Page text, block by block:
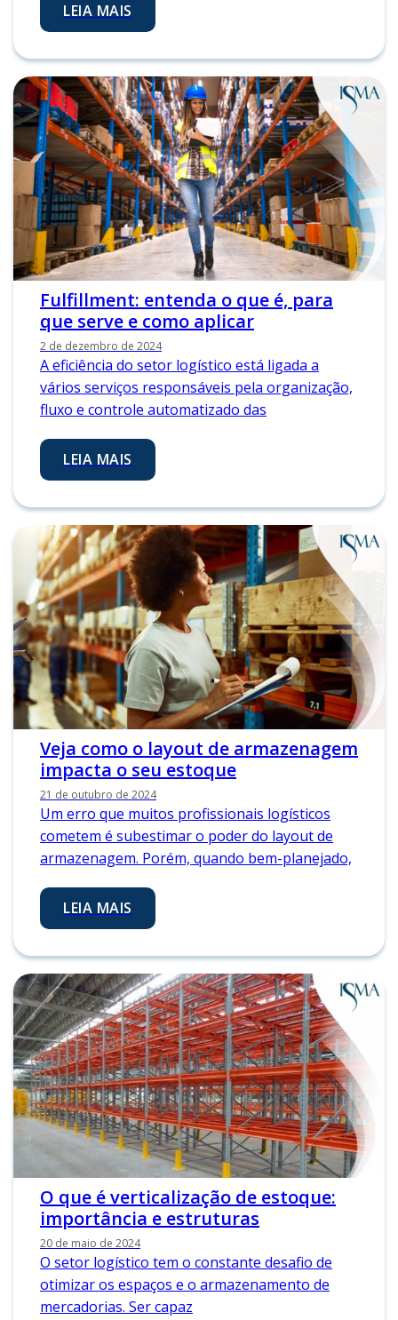
LEIA MAIS
Fulfillment: entenda o que é, para
que serve e como aplicar
2 de dezembro de 2024
A eficiência do setor logístico está ligada a
vários serviços responsáveis pela organização,
fluxo e controle automatizado das
LEIA MAIS
Veja como o layout de armazenagem
impacta o seu estoque
21 de outubro de 2024
Um erro que muitos profissionais logísticos
cometem é subestimar o poder do layout de
armazenagem. Porém, quando bem-planejado,
LEIA MAIS
O que é verticalização de estoque:
importância e estruturas
20 de maio de 2024
O setor logístico tem o constante desafio de
otimizar os espaços e o armazenamento de
mercadorias. Ser capaz